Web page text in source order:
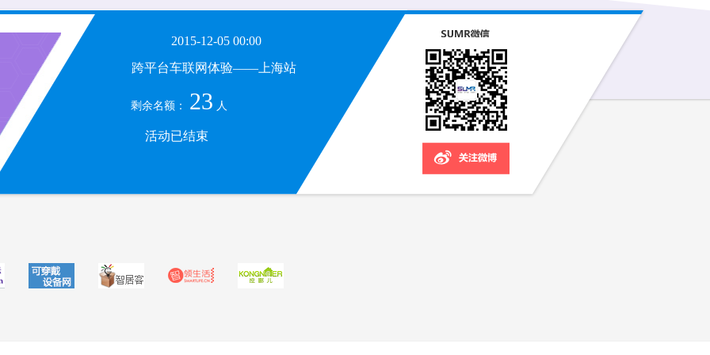
2015-12-05 00:00
跨平台车联网体验——上海站
剩余名额： 23 人
活动已结束